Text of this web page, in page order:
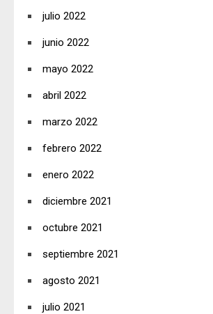
julio 2022
junio 2022
mayo 2022
abril 2022
marzo 2022
febrero 2022
enero 2022
diciembre 2021
octubre 2021
septiembre 2021
agosto 2021
julio 2021